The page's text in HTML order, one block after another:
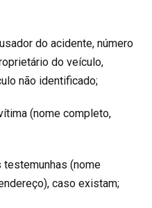
do acidente, número
do veículo,
não identificado;
(nome completo,
(nome
caso existam;